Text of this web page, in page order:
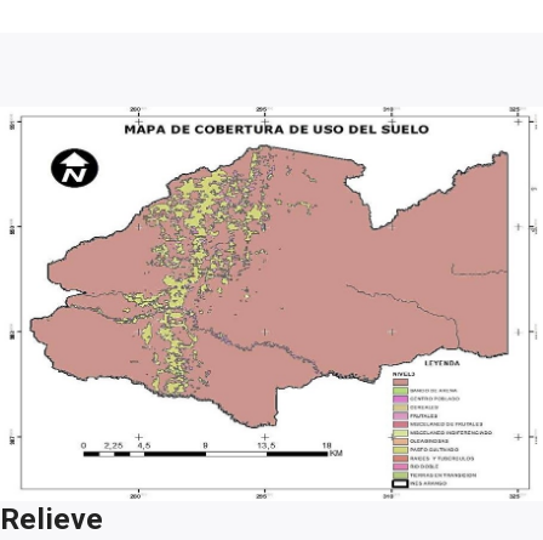
Relieve